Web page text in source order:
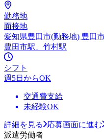
勤務地
面接地
愛知県豊田市(勤務地) 豊田
豊田市駅、竹村駅
シフト
週5日からOK
交通費支給
未経験OK
詳細を見る
応募画面に進む
派遣労働者